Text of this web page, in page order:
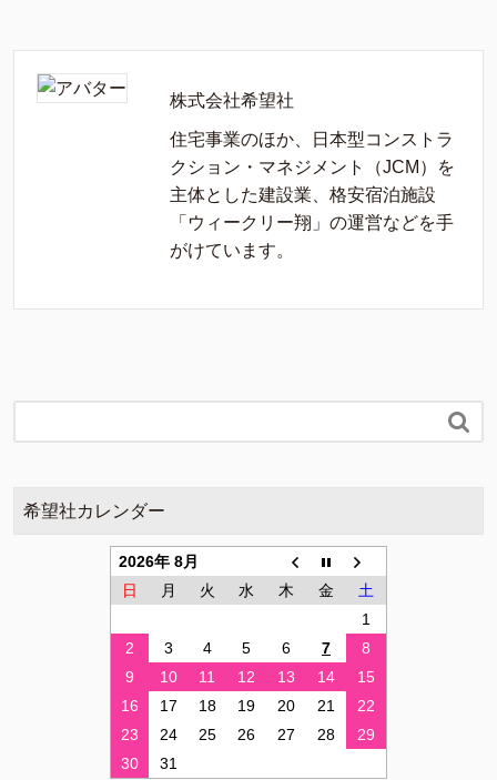
株式会社希望社
住宅事業のほか、日本型コンストラ
クション・マネジメント（JCM）を
主体とした建設業、格安宿泊施設
「ウィークリー翔」の運営などを手
がけています。

希望社カレンダー
2026年 8月
日
月 火 水 木 金
土
1
2
3 4 5 6 7
8
9
10 11 12 13 14
15
16
17 18 19 20 21
22
23
24 25 26 27 28
29
30
31